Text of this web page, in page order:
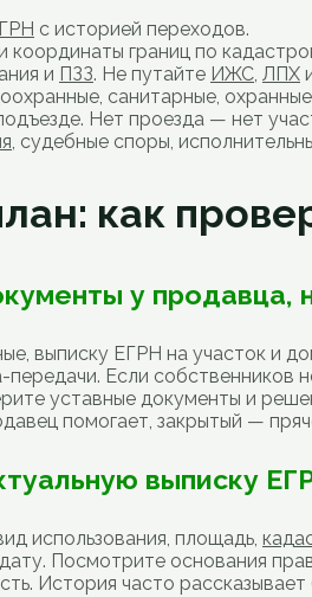
с историей переходов.
координаты границ по
и ПЗЗ. Не путайте ИЖС, ЛПХ
санитарные,
Нет проезда — нет
, судебные споры,
как
у продавца,
выписку ЕГРН на участок и
Если собственников
уставные документы и
помогает, закрытый —
выписку
использования, площадь,
Посмотрите основания
История часто